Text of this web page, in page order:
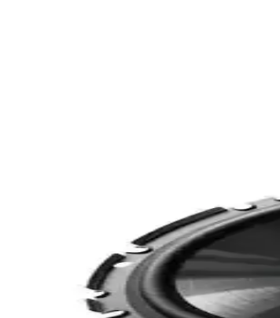
araç içi hoparlör, geniş frekans aralığı ve kolay
Kaliteli Performans Sunar
içi ses deneyiminizi yükselten dayanıklı ve kaliteli
ve Net Ses Kalitesi